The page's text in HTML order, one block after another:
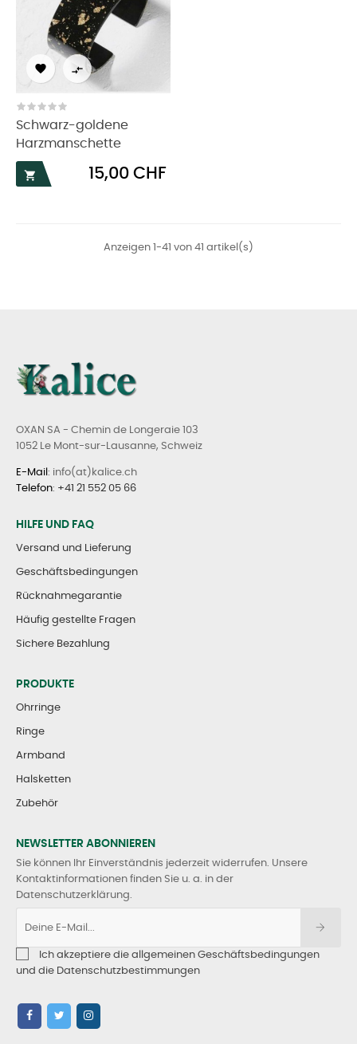
 
Schwarz-goldene
Harzmanschette

Preis
15,00 CHF
Anzeigen 1-41 von 41 artikel(s)
OXAN SA - Chemin de Longeraie 103
1052 Le Mont-sur-Lausanne, Schweiz
E-Mail : info(at)kalice.ch
Telefon: +41 21 552 05 66
HILFE UND FAQ
Versand und Lieferung
Geschäftsbedingungen
Rücknahmegarantie
Häufig gestellte Fragen
Sichere Bezahlung
PRODUKTE
Ohrringe
Ringe
Armband
Halsketten
Zubehör
NEWSLETTER ABONNIEREN
Sie können Ihr Einverständnis jederzeit widerrufen. Unsere
Kontaktinformationen finden Sie u. a. in der
Datenschutzerklärung.
Ich akzeptiere die allgemeinen Geschäftsbedingungen
und die Datenschutzbestimmungen